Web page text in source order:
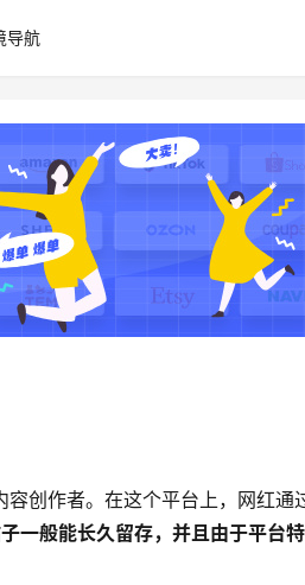
导航
创作者。在这个平台上，网红通
一般能长久留存，并且由于平台特